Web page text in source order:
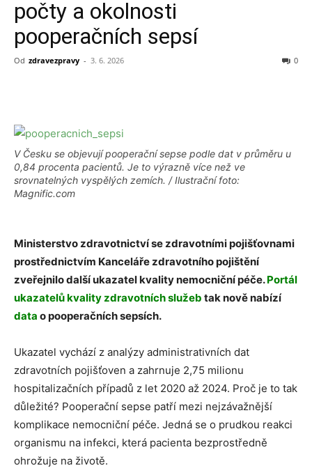
počty a okolnosti
pooperačních sepsí
Od zdravezpravy - 3. 6. 2026 0
V Česku se objevují pooperační sepse podle dat v průměru u
0,84 procenta pacientů. Je to výrazně více než ve
srovnatelných vyspělých zemích. / Ilustrační foto:
Magnific.com
Ministerstvo zdravotnictví se zdravotními pojišťovnami
prostřednictvím Kanceláře zdravotního pojištění
zveřejnilo další ukazatel kvality nemocniční péče.Portál
ukazatelů kvality zdravotních služeb tak nově nabízí
data o pooperačních sepsích.
Ukazatel vychází z analýzy administrativních dat
zdravotních pojišťoven a zahrnuje 2,75 milionu
hospitalizačních případů z let 2020 až 2024. Proč je to tak
důležité? Pooperační sepse patří mezi nejzávažnější
komplikace nemocniční péče. Jedná se o prudkou reakci
organismu na infekci, která pacienta bezprostředně
ohrožuje na životě.